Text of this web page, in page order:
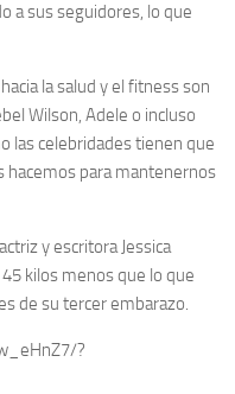
a sus seguidores, lo que
la salud y el fitness son
Wilson, Adele o incluso
las celebridades tienen que
hacemos para mantenernos
y escritora Jessica
kilos menos que lo que
de su tercer embarazo.
?